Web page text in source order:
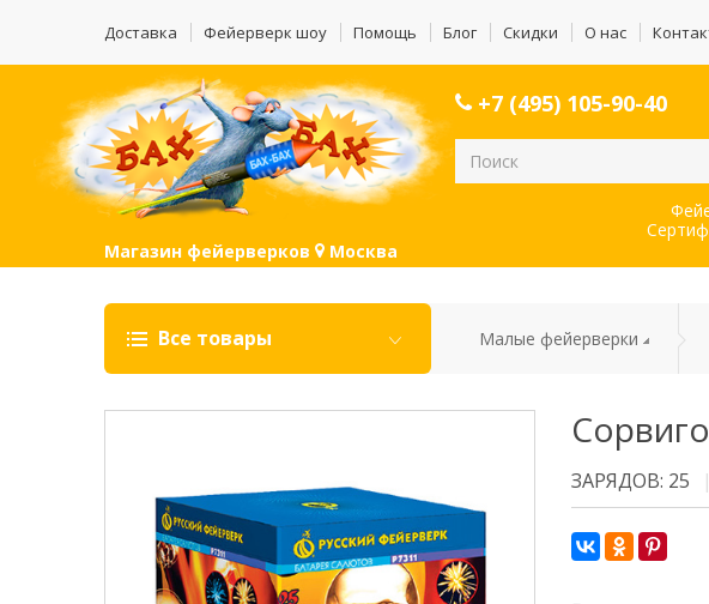
Доставка Фейерверк шоу Помощь Блог Скидки О нас
+7 (495) 105-90-40
Магазин фейерверков Москва
Все товары Малые фейерверки
ЗАРЯДОВ: 25